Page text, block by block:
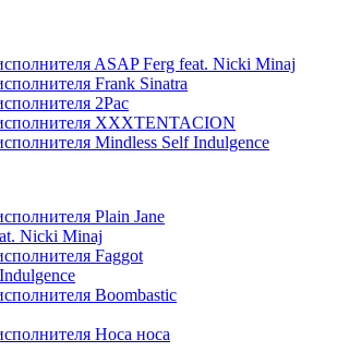
ASAP Ferg feat. Nicki Minaj
Frank Sinatra
2Pac
XXXTENTACION
Mindless Self Indulgence
Plain Jane
Nicki Minaj
Faggot
Boombastic
Носа носа